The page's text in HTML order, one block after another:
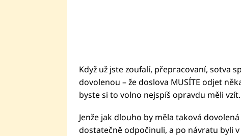
Když už jste zoufalí, přepracovaní, sotva
dovolenou – že doslova MUSÍTE odjet
byste si to volno nejspíš opravdu měli vzít.
Jenže jak dlouho by měla taková
dostatečně odpočinuli, a po návratu byli